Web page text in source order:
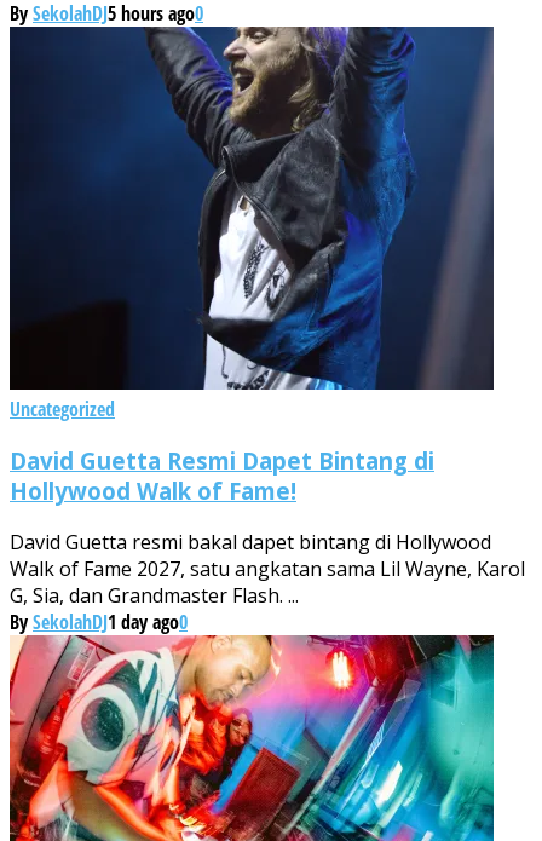
BySekolahDJ5 hours ago0
Uncategorized
David Guetta Resmi Dapet Bintang di
Hollywood Walk of Fame!
David Guetta resmi bakal dapet bintang di Hollywood
Walk of Fame 2027, satu angkatan sama Lil Wayne, Karol
G, Sia, dan Grandmaster Flash. ...
BySekolahDJ1 day ago0